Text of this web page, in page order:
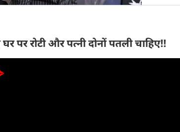
पर रोटी और पत्नी दोनों पतली चाहिए!!